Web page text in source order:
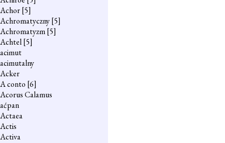
Achor[5]
Achromatyczny[5]
Achromatyzm[5]
Achtel[5]
acimut
acimutalny
Acker
A conto [6]
Acorus Calamus
aćpan
Actaea
Actis
Activa